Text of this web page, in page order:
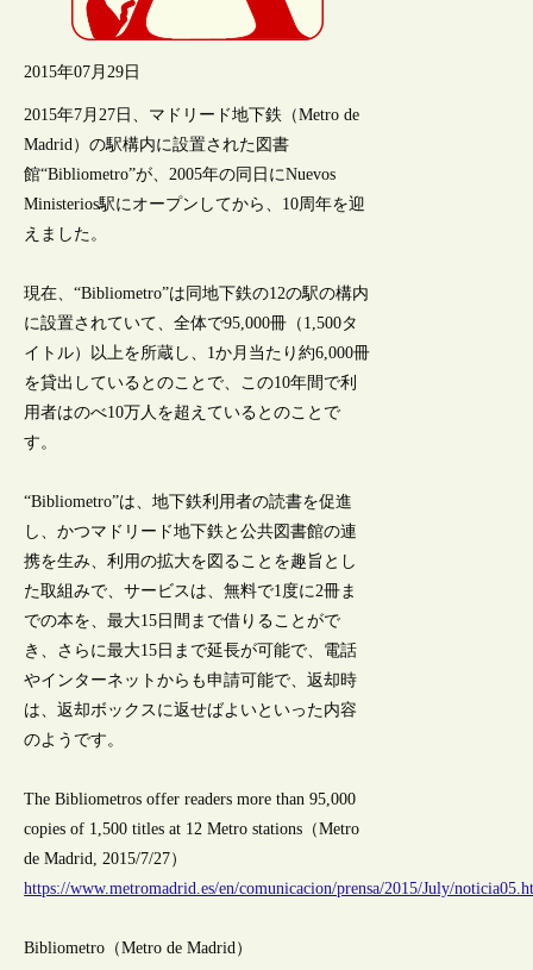
2015年07月29日
2015年7月27日、マドリード地下鉄（Metro de
Madrid）の駅構内に設置された図書
館“Bibliometro”が、2005年の同日にNuevos
Ministerios駅にオープンしてから、10周年を迎
えました。
現在、“Bibliometro”は同地下鉄の12の駅の構内
に設置されていて、全体で95,000冊（1,500タ
イトル）以上を所蔵し、1か月当たり約6,000冊
を貸出しているとのことで、この10年間で利
用者はのべ10万人を超えているとのことで
す。
“Bibliometro”は、地下鉄利用者の読書を促進
し、かつマドリード地下鉄と公共図書館の連
携を生み、利用の拡大を図ることを趣旨とし
た取組みで、サービスは、無料で1度に2冊ま
での本を、最大15日間まで借りることがで
き、さらに最大15日まで延長が可能で、電話
やインターネットからも申請可能で、返却時
は、返却ボックスに返せばよいといった内容
のようです。
The Bibliometros offer readers more than 95,000
copies of 1,500 titles at 12 Metro stations（Metro
de Madrid, 2015/7/27）
https://www.metromadrid.es/en/comunicacion/prensa/2015/July/
Bibliometro（Metro de Madrid）